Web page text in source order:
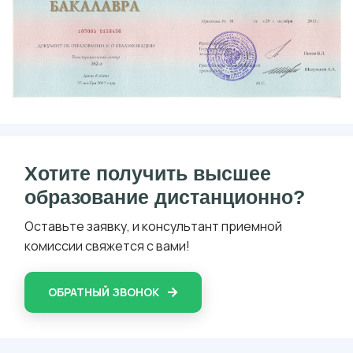
Хотите получить высшее
образование дистанционно?
Оставьте заявку, и консультант приемной
комиссии свяжется с вами!
ОБРАТНЫЙ ЗВОНОК